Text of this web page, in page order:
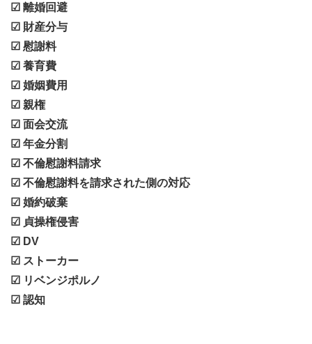
☑ 離婚回避
☑ 財産分与
☑ 慰謝料
☑ 養育費
☑ 婚姻費用
☑ 親権
☑ 面会交流
☑ 年金分割
☑ 不倫慰謝料請求
☑ 不倫慰謝料を請求された側の対応
☑ 婚約破棄
☑ 貞操権侵害
☑ DV
☑ ストーカー
☑ リベンジポルノ
☑ 認知